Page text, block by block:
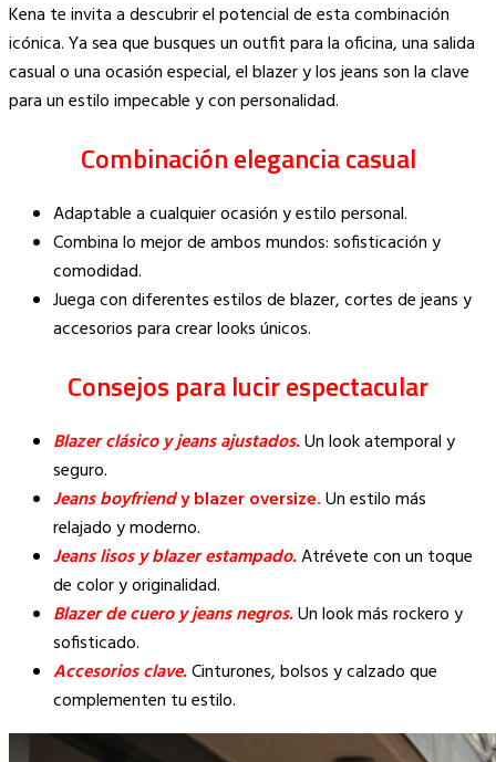
Kena te invita a descubrir el potencial de esta combinación
icónica. Ya sea que busques un outfit para la oficina, una salida
casual o una ocasión especial, el blazer y los jeans son la clave
para un estilo impecable y con personalidad.
Combinación elegancia casual
Adaptable a cualquier ocasión y estilo personal.
Combina lo mejor de ambos mundos: sofisticación y
comodidad.
Juega con diferentes estilos de blazer, cortes de jeans y
accesorios para crear looks únicos.
Consejos para lucir espectacular
Blazer clásico y jeans ajustados.Un look atemporal y
seguro.
Jeans boyfriendy blazer oversize.Un estilo más
relajado y moderno.
Jeans lisos y blazer estampado.Atrévete con un toque
de color y originalidad.
Blazer de cuero y jeans negros.Un look más rockero y
sofisticado.
Accesorios clave.Cinturones, bolsos y calzado que
complementen tu estilo.